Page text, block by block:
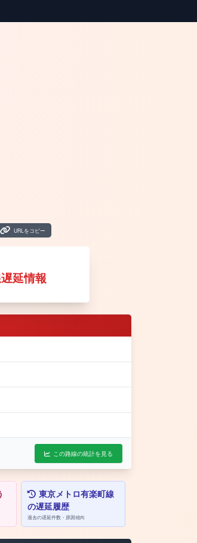
URLをコピー
延情報
この路線の統計を見る
東京メトロ有楽町線
の遅延履歴
過去の遅延件数・原因傾向